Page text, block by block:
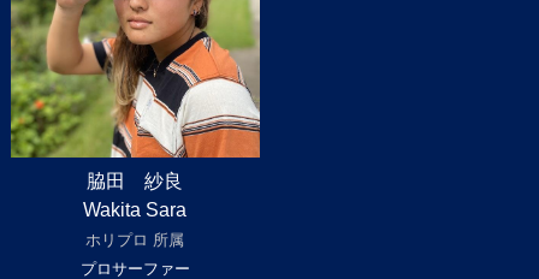
脇田 紗良
Wakita Sara
ホリプロ 所属
プロサーファー